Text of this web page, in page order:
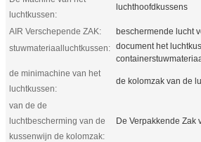
luchtkussen:
luchthoofdkussens
AIR Verschepende ZAK:
beschermende lucht
stuwmateriaalluchtkussen: document het
de minimachine van het
luchtkussen:
de kolomzak van de
van de de
luchtbescherming van de
kussenwijn de kolomzak:
De Verpakkende Zak